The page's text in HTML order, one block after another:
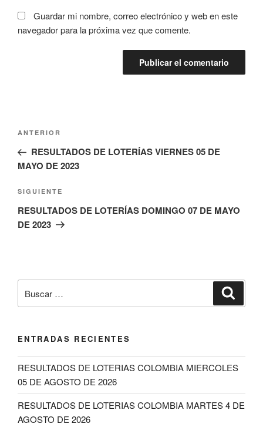
Guardar mi nombre, correo electrónico y web en este
navegador para la próxima vez que comente.
Navegación
entradas
Entrada
anterior:
ANTERIOR
RESULTADOS DE LOTERÍAS VIERNES 05 DE
MAYO DE 2023
Siguiente
entrada
SIGUIENTE
RESULTADOS DE LOTERÍAS DOMINGO 07 DE MAYO
DE 2023
por:
ENTRADAS RECIENTES
RESULTADOS DE LOTERIAS COLOMBIA MIERCOLES
05 DE AGOSTO DE 2026
RESULTADOS DE LOTERIAS COLOMBIA MARTES 4 DE
AGOSTO DE 2026